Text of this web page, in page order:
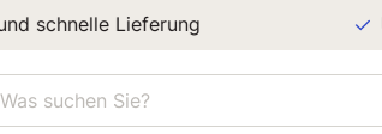
Lieferung